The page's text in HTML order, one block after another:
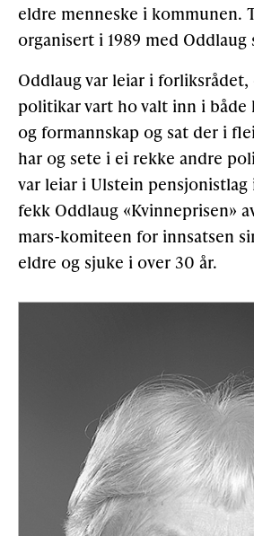
eldre menneske i kommunen.
organisert i 1989 med Oddlaug
Oddlaug var leiar i forliksrådet,
politikar vart ho valt inn i både
og formannskap og sat der i
har og sete i ei rekke andre
var leiar i Ulstein pensjonistlag
fekk Oddlaug «Kvinneprisen»
mars-komiteen for innsatsen
eldre og sjuke i over 30 år.